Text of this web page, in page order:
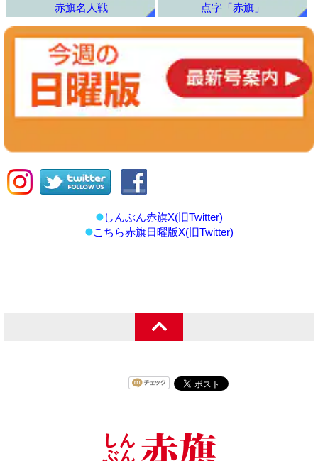
赤旗名人戦
点字「赤旗」
しんぶん赤旗X(旧Twitter)
こちら赤旗日曜版X(旧Twitter)